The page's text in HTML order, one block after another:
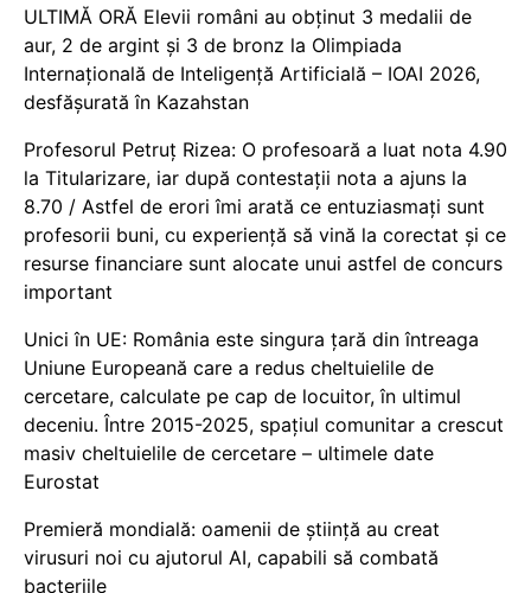
ULTIMĂ ORĂ Elevii români au obținut 3 medalii de
aur, 2 de argint și 3 de bronz la Olimpiada
Internațională de Inteligență Artificială – IOAI 2026,
desfășurată în Kazahstan
Profesorul Petruț Rizea: O profesoară a luat nota 4.90
la Titularizare, iar după contestații nota a ajuns la
8.70 / Astfel de erori îmi arată ce entuziasmați sunt
profesorii buni, cu experiență să vină la corectat și ce
resurse financiare sunt alocate unui astfel de concurs
important
Unici în UE: România este singura țară din întreaga
Uniune Europeană care a redus cheltuielile de
cercetare, calculate pe cap de locuitor, în ultimul
deceniu. Între 2015-2025, spațiul comunitar a crescut
masiv cheltuielile de cercetare – ultimele date
Eurostat
Premieră mondială: oamenii de știință au creat
virusuri noi cu ajutorul AI, capabili să combată
bacteriile